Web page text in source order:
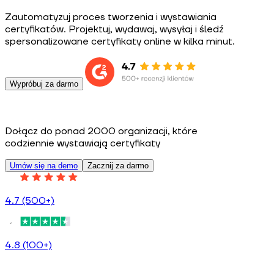
Zautomatyzuj proces tworzenia i wystawiania
certyfikatów. Projektuj, wydawaj, wysyłaj i śledź
spersonalizowane certyfikaty online w kilka minut.
Wypróbuj za darmo
Dołącz do ponad 2000 organizacji, które
codziennie wystawiają certyfikaty
Umów się na demo Zacznij za darmo
4.7 (500+)
4.8 (100+)